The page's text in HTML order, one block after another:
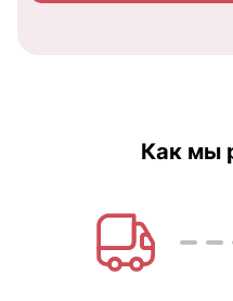
Как мы